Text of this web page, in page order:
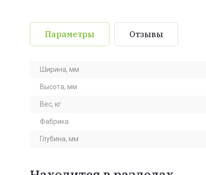
Параметры Отзывы
Ширина, мм
Высота, мм
Вес, кг
Фабрика
Глубина, мм